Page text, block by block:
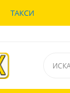
ТАКСИ